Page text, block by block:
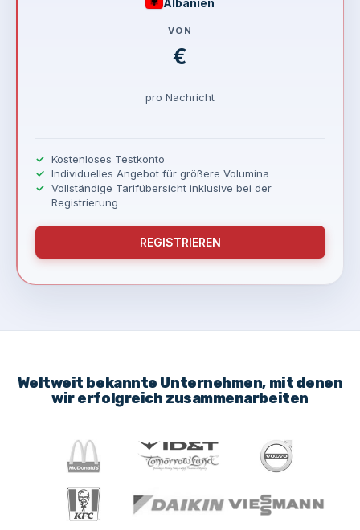
Weltweit bekannte Unternehmen, mit denen
wir erfolgreich zusammenarbeiten
VON
€
pro Nachricht
Kostenloses Testkonto
Individuelles Angebot für größere Volumina
Vollständige Tarifübersicht inklusive bei der
Registrierung
REGISTRIEREN